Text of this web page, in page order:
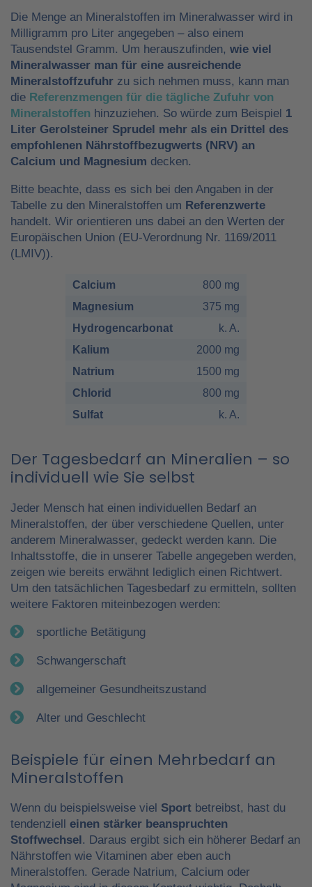
Die Menge an Mineralstoffen im Mineralwasser wird in
Milligramm pro Liter angegeben – also einem
Tausendstel Gramm. Um herauszufinden, wie viel
Mineralwasser man für eine ausreichende
Mineralstoffzufuhr zu sich nehmen muss, kann man
die Referenzmengen für die tägliche Zufuhr von
Mineralstoffen hinzuziehen. So würde zum Beispiel 1
Liter Gerolsteiner Sprudel mehr als ein Drittel des
empfohlenen Nährstoffbezugwerts (NRV) an
Calcium und Magnesium decken.
Bitte beachte, dass es sich bei den Angaben in der
Tabelle zu den Mineralstoffen um Referenzwerte
handelt. Wir orientieren uns dabei an den Werten der
Europäischen Union (EU-Verordnung Nr. 1169/2011
(LMIV)).
Calcium
800 mg
Magnesium
375 mg
Hydrogencarbonat
k. A.
Kalium
2000 mg
Natrium
1500 mg
Chlorid
800 mg
Sulfat
k. A.
Der Tagesbedarf an Mineralien – so
individuell wie Sie selbst
Jeder Mensch hat einen individuellen Bedarf an
Mineralstoffen, der über verschiedene Quellen, unter
anderem Mineralwasser, gedeckt werden kann. Die
Inhaltsstoffe, die in unserer Tabelle angegeben werden,
zeigen wie bereits erwähnt lediglich einen Richtwert.
Um den tatsächlichen Tagesbedarf zu ermitteln, sollten
weitere Faktoren miteinbezogen werden:
sportliche Betätigung
Schwangerschaft
allgemeiner Gesundheitszustand
Alter und Geschlecht
Beispiele für einen Mehrbedarf an
Mineralstoffen
Wenn du beispielsweise viel Sport betreibst, hast du
tendenziell einen stärker beanspruchten
Stoffwechsel. Daraus ergibt sich ein höherer Bedarf an
Nährstoffen wie Vitaminen aber eben auch
Mineralstoffen. Gerade Natrium, Calcium oder